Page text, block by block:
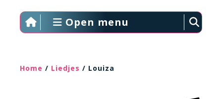
Open menu
Home / Liedjes / Louiza